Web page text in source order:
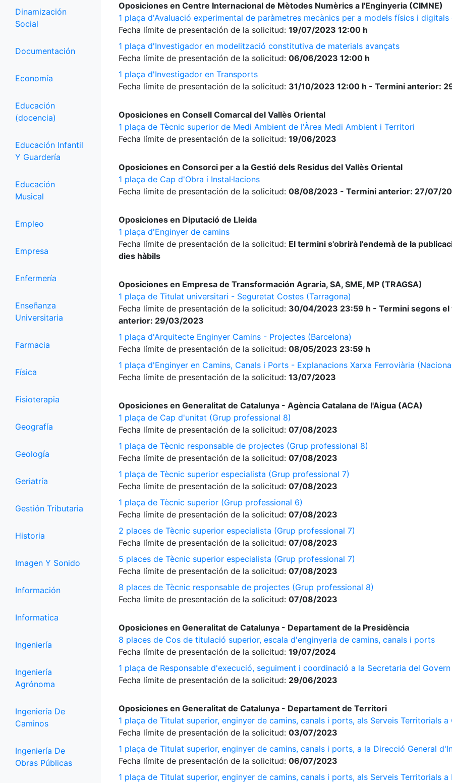
Dinamización
Social
Documentación
Economía
Educación
(docencia)
Educación Infantil
Y Guardería
Educación
Musical
Empleo
Empresa
Enfermería
Enseñanza
Universitaria
Farmacia
Física
Fisioterapia
Geografía
Geología
Geriatría
Gestión Tributaria
Historia
Imagen Y Sonido
Información
Informatica
Ingeniería
Ingeniería
Agrónoma
Ingeniería De
Caminos
Ingeniería De
Obras Públicas
Oposiciones en Centre Internacional de Mètodes Numèrics a l'Enginyeria (CIMNE)
1 plaça d'Avaluació experimental de paràmetres mecànics per a models físics i
Fecha límite de presentación de la solicitud: 19/07/2023 12:00 h
1 plaça d'Investigador en modelització constitutiva de materials avançats
Fecha límite de presentación de la solicitud: 06/06/2023 12:00 h
1 plaça d'Investigador en Transports
Fecha límite de presentación de la solicitud: 31/10/2023 12:00 h - Termini anterior:
Oposiciones en Consell Comarcal del Vallès Oriental
1 plaça de Tècnic superior de Medi Ambient de l'Àrea Medi Ambient i Territori
Fecha límite de presentación de la solicitud: 19/06/2023
Oposiciones en Consorci per a la Gestió dels Residus del Vallès Oriental
1 plaça de Cap d'Obra i Instal·lacions
Fecha límite de presentación de la solicitud: 08/08/2023 - Termini anterior: 27/07/
Oposiciones en Diputació de Lleida
1 plaça d'Enginyer de camins
Fecha límite de presentación de la solicitud: El termini s'obrirà l'endemà de la
dies hàbils
Oposiciones en Empresa de Transformación Agraria, SA, SME, MP (TRAGSA)
1 plaça de Titulat universitari - Seguretat Costes (Tarragona)
Fecha límite de presentación de la solicitud: 30/04/2023 23:59 h - Termini segons
anterior: 29/03/2023
1 plaça d'Arquitecte Enginyer Camins - Projectes (Barcelona)
Fecha límite de presentación de la solicitud: 08/05/2023 23:59 h
1 plaça d'Enginyer en Camins, Canals i Ports - Explanacions Xarxa Ferroviària
Fecha límite de presentación de la solicitud: 13/07/2023
Oposiciones en Generalitat de Catalunya - Agència Catalana de l'Aigua (ACA)
1 plaça de Cap d'unitat (Grup professional 8)
Fecha límite de presentación de la solicitud: 07/08/2023
1 plaça de Tècnic responsable de projectes (Grup professional 8)
Fecha límite de presentación de la solicitud: 07/08/2023
1 plaça de Tècnic superior especialista (Grup professional 7)
Fecha límite de presentación de la solicitud: 07/08/2023
1 plaça de Tècnic superior (Grup professional 6)
Fecha límite de presentación de la solicitud: 07/08/2023
2 places de Tècnic superior especialista (Grup professional 7)
Fecha límite de presentación de la solicitud: 07/08/2023
5 places de Tècnic superior especialista (Grup professional 7)
Fecha límite de presentación de la solicitud: 07/08/2023
8 places de Tècnic responsable de projectes (Grup professional 8)
Fecha límite de presentación de la solicitud: 07/08/2023
Oposiciones en Generalitat de Catalunya - Departament de la Presidència
8 places de Cos de titulació superior, escala d'enginyeria de camins, canals i ports
Fecha límite de presentación de la solicitud: 19/07/2024
1 plaça de Responsable d'execució, seguiment i coordinació a la Secretaria del Govern
Fecha límite de presentación de la solicitud: 29/06/2023
Oposiciones en Generalitat de Catalunya - Departament de Territori
1 plaça de Titulat superior, enginyer de camins, canals i ports, als Serveis Territorials a
Fecha límite de presentación de la solicitud: 03/07/2023
1 plaça de Titulat superior, enginyer de camins, canals i ports, a la Direcció General
Fecha límite de presentación de la solicitud: 06/07/2023
1 plaça de Titulat superior, enginyer de camins, canals i ports, als Serveis Territorials a